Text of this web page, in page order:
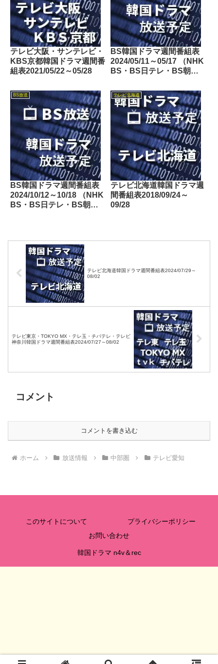
知・テレビ北海道）
テレビ大阪・サンテレビ・
KBS京都韓国ドラマ週間番
組表2021/05/22～05/28
BS韓国ドラマ週間番組表
2024/05/11～05/17 （NHK
BS・BS日テレ・BS朝
東・BSフジ）
BS放送
BS韓国ドラマ週間番組表
2024/10/12～10/18 （NHK
BS・BS日テレ・BS朝
テレビ北海道
テレビ北海道韓国ドラマ週
間番組表2018/09/24～
09/28
テレビ北海道韓国ドラマ週間番組表2024/07/29～
08/02
テレビ東京・TOKYO MX・テレ玉・チバテレ・テレビ
神奈川韓国ドラマ週間番組表2024/07/27～08/02
コメント
コメントを書き込む
ホーム 放送情報 中部圏 テレビ愛知
このサイトについて
プライバシーポリシー
お問い合わせ
韓国ドラマ n4v＆rec